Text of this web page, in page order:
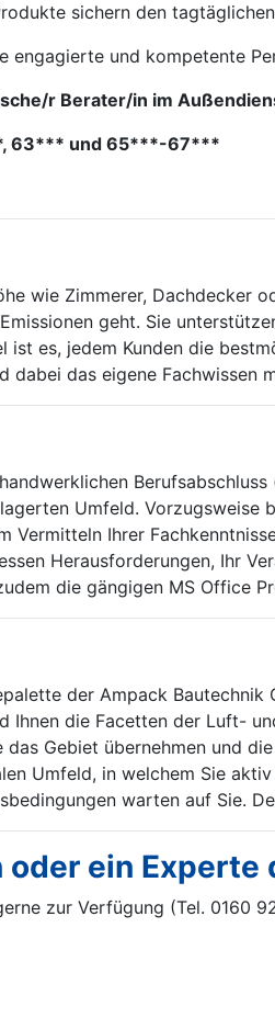
sichern den
engagierte und kompetente
r Berater/in im
63*** und 65***-67***
wie Zimmerer, Dachdecker
geht. Sie
es, jedem Kunden die
dabei das eigene Fachwissen
Umfeld. Vorzugsweise
Vermitteln Ihrer
Herausforderungen, Ihr
die gängigen MS Office
der Ampack
Ihnen die Facetten der Luft-
Gebiet übernehmen und
Umfeld, in welchem Sie
warten auf Sie.
ein
zur Verfügung (Tel. 0160